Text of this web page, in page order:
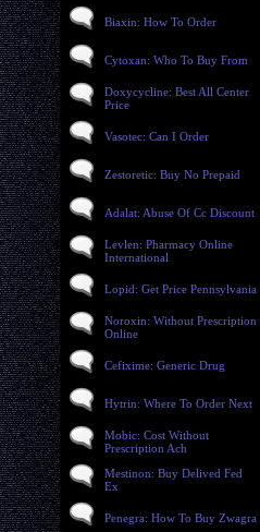
Biaxin: How To Order
Cytoxan: Who To Buy From
Doxycycline: Best All Center
Price
Vasotec: Can I Order
Zestoretic: Buy No Prepaid
Adalat: Abuse Of Cc Discount
Levlen: Pharmacy Online
International
Lopid: Get Price Pennsylvania
Noroxin: Without Prescription
Online
Cefixime: Generic Drug
Hytrin: Where To Order Next
Mobic: Cost Without
Prescription Ach
Mestinon: Buy Delived Fed
Ex
Penegra: How To Buy Zwagra